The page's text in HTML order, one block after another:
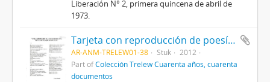
Liberación N° 2, primera quincena de abril de
1973.
Tarjeta con reproducción de poesía de Ernesto Moinali
AR-ANM-TRELEW01-38 Stuk
2012
Part ofColección Trelew Cuarenta años, cuarenta
documentos